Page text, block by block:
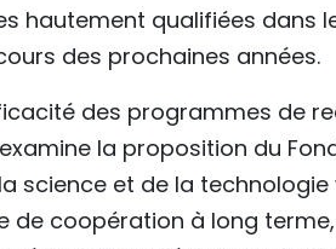
hautement qualifiées dans
des prochaines années.
des programmes de
la proposition du
science et de la
de coopération à long